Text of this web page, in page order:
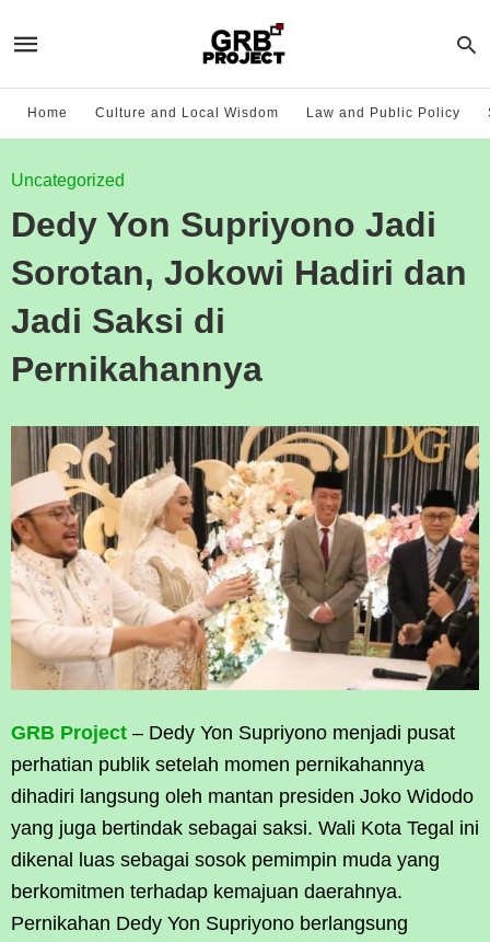
Home Culture and Local Wisdom Law and Public Policy
Uncategorized
Dedy Yon Supriyono Jadi
Sorotan, Jokowi Hadiri dan
Jadi Saksi di
Pernikahannya
GRB Project – Dedy Yon Supriyono menjadi pusat
perhatian publik setelah momen pernikahannya
dihadiri langsung oleh mantan presiden Joko Widodo
yang juga bertindak sebagai saksi. Wali Kota Tegal ini
dikenal luas sebagai sosok pemimpin muda yang
berkomitmen terhadap kemajuan daerahnya.
Pernikahan Dedy Yon Supriyono berlangsung